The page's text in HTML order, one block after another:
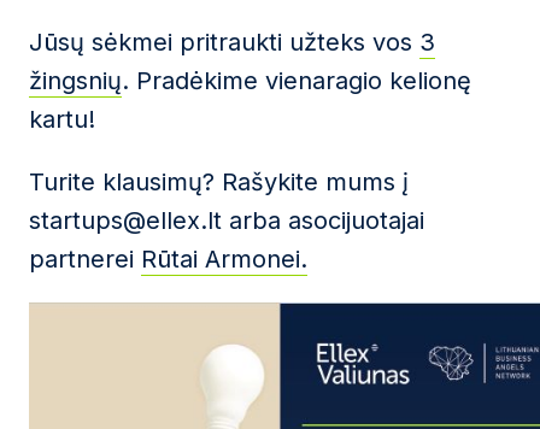
Jūsų sėkmei pritraukti užteks vos 3
žingsnių. Pradėkime vienaragio kelionę
kartu!
Turite klausimų? Rašykite mums į
startups@ellex.lt arba asocijuotajai
partnerei Rūtai Armonei.